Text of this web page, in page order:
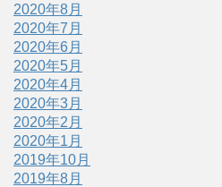
2020年8月
2020年7月
2020年6月
2020年5月
2020年4月
2020年3月
2020年2月
2020年1月
2019年10月
2019年8月